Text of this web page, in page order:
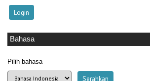
Bahasa
Pilih bahasa